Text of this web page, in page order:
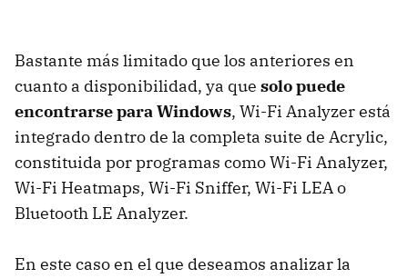
Bastante más limitado que los anteriores en
cuanto a disponibilidad, ya que solo puede
encontrarse para Windows, Wi-Fi Analyzer está
integrado dentro de la completa suite de Acrylic,
constituida por programas como Wi-Fi Analyzer,
Wi-Fi Heatmaps, Wi-Fi Sniffer, Wi-Fi LEA o
Bluetooth LE Analyzer.
En este caso en el que deseamos analizar la